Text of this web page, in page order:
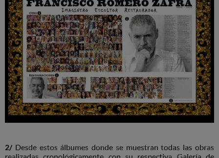
2/ Desde estos álbumes donde se muestran todas las obras